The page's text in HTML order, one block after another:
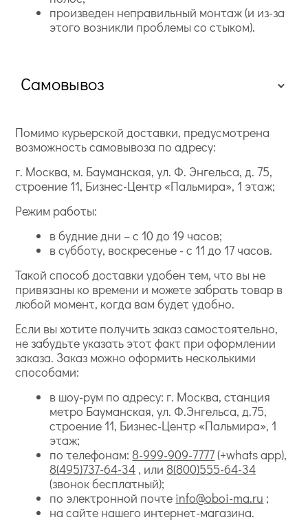
произведен неправильный монтаж (и из-за
этого возникли проблемы со стыком).
Самовывоз
Помимо курьерской доставки, предусмотрена
возможность самовывоза по адресу:
г. Москва, м. Бауманская, ул. Ф. Энгельса, д. 75,
строение 11, Бизнес-Центр «Пальмира», 1 этаж;
Режим работы:
в будние дни – с 10 до 19 часов;
в субботу, воскресенье - с 11 до 17 часов.
Такой способ доставки удобен тем, что вы не
привязаны ко времени и можете забрать товар в
любой момент, когда вам будет удобно.
Если вы хотите получить заказ самостоятельно,
не забудьте указать этот факт при оформлении
заказа. Заказ можно оформить несколькими
способами:
в шоу-рум по адресу: г. Москва, станция
метро Бауманская, ул. Ф.Энгельса, д.75,
строение 11, Бизнес-Центр «Пальмира», 1
этаж;
по телефонам: 8-999-909-7777(+whats app),
8(495)737-64-34 , или 8(800)555-64-34
(звонок бесплатный);
по электронной почте info@oboi-ma.ru ;
на сайте нашего интернет-магазина.